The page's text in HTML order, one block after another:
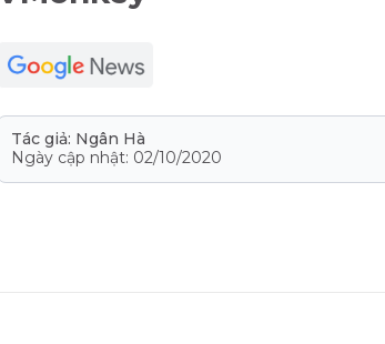
Tác giả: Ngân Hà
Ngày cập nhật: 02/10/2020